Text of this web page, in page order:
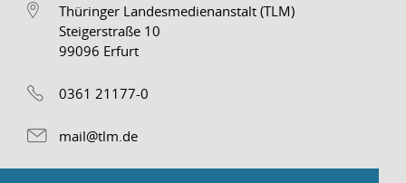
Thüringer Landesmedienanstalt (TLM)
Steigerstraße 10
99096 Erfurt
0361 21177-0
mail@tlm.de